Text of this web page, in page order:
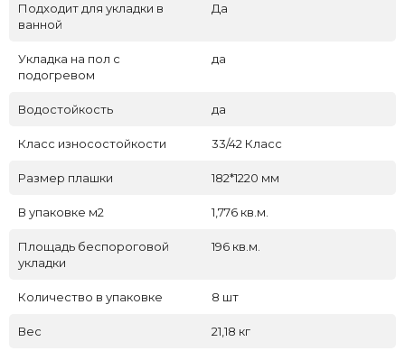
Подходит для укладки в
ванной
Да
Укладка на пол c
подогревом
да
Водостойкость да
Класс износостойкости 33/42 Класс
Размер плашки 182*1220 мм
В упаковке м2 1,776 кв.м.
Площадь беспороговой
укладки
196 кв.м.
Количество в упаковке 8 шт
Вес 21,18 кг